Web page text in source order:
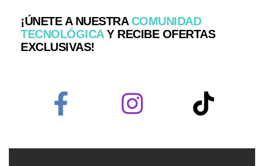
¡ÚNETE A NUESTRACOMUNIDAD
TECNOLÓGICAY RECIBE OFERTAS
EXCLUSIVAS!